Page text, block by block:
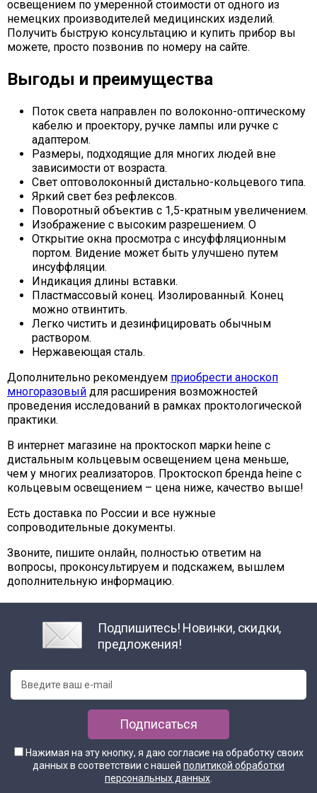
освещением по умеренной стоимости от одного из
немецких производителей медицинских изделий.
Получить быструю консультацию и купить прибор вы
можете, просто позвонив по номеру на сайте.
Выгоды и преимущества
Поток света направлен по волоконно-оптическому
кабелю и проектору, ручке лампы или ручке с
адаптером.
Размеры, подходящие для многих людей вне
зависимости от возраста.
Свет оптоволоконный дистально-кольцевого типа.
Яркий свет без рефлексов.
Поворотный объектив с 1,5-кратным увеличением.
Изображение с высоким разрешением. О
Открытие окна просмотра с инсуффляционным
портом. Видение может быть улучшено путем
инсуффляции.
Индикация длины вставки.
Пластмассовый конец. Изолированный. Конец
можно отвинтить.
Легко чистить и дезинфицировать обычным
раствором.
Нержавеющая сталь.
Дополнительно рекомендуем приобрести аноскоп
многоразовый для расширения возможностей
проведения исследований в рамках проктологической
практики.
В интернет магазине на проктоскоп марки heine с
дистальным кольцевым освещением цена меньше,
чем у многих реализаторов. Проктоскоп бренда heine с
кольцевым освещением – цена ниже, качество выше!
Есть доставка по России и все нужные
сопроводительные документы.
Звоните, пишите онлайн, полностью ответим на
вопросы, проконсультируем и подскажем, вышлем
дополнительную информацию.
Подпишитесь! Новинки, скидки,
предложения!
Подписаться
Нажимая на эту кнопку, я даю согласие на обработку своих
данных в соответствии с нашей политикой обработки
персональных данных.